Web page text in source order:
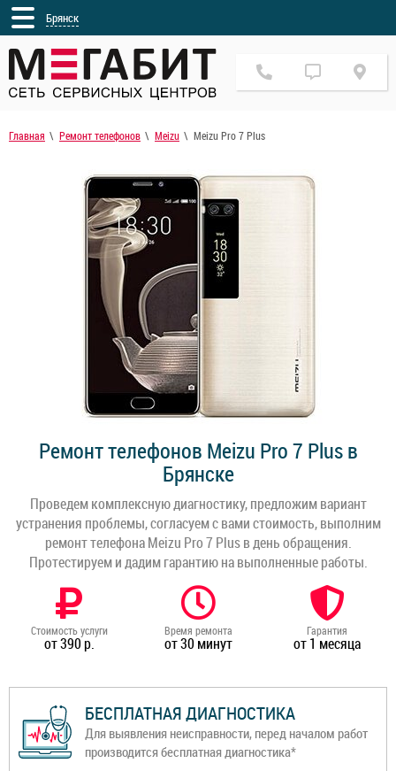
Брянск
Главная Ремонт телефонов Meizu Meizu Pro 7 Plus
Ремонт телефонов Meizu Pro 7 Plus в
Брянске
Проведем комплексную диагностику, предложим вариант
устранения проблемы, согласуем с вами стоимость, выполним
ремонт телефона Meizu Pro 7 Plus в день обращения.
Протестируем и дадим гарантию на выполненные работы.
Стоимость услуги
от 390 р.
Время ремонта
от 30 минут
Гарантия
от 1 месяца
БЕСПЛАТНАЯ ДИАГНОСТИКА
Для выявления неисправности, перед началом работ
производится бесплатная диагностика*